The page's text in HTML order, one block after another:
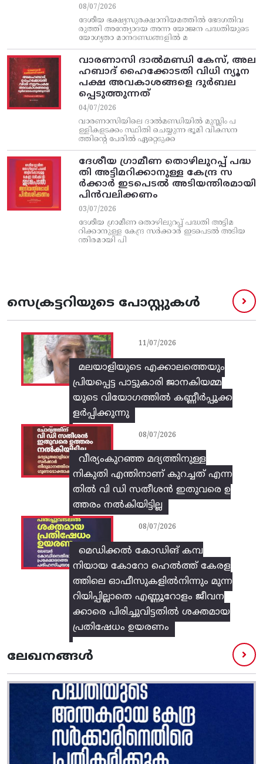
08/07/2026
ദേശീയ ഭക്ഷ്യസുരക്ഷാനിയമത്തിൽ ഭേദഗതിവ
രുത്തി അന്ത്യോദയ അന്ന യോജന പദ്ധതിയുടെ
യോഗ്യതാ മാനദണ്ഡങ്ങളിൽ മ
വാരണാസി ദാൽമണ്ഡി കേസ്, അല
ഹബാദ് ഹൈക്കോടതി വിധി ന്യൂന
പക്ഷ അവകാശങ്ങളെ ദുർബല
പ്പെടുത്തുന്നത്
04/07/2026
വാരണാസിയിലെ ദാൽമണ്ഡിയിൽ മുസ്ലിം പ
ള്ളികളടക്കം സ്ഥിതി ചെയ്യുന്ന ഭൂമി വികസന
ത്തിന്റെ പേരിൽ ഏറ്റെടുക്ക
ദേശീയ ഗ്രാമീണ തൊഴിലുറപ്പ്‌ പദ്ധ
തി അട്ടിമറിക്കാനുള്ള കേന്ദ്ര സ
ര്‍ക്കാര്‍ ഇടപെടല്‍ അടിയന്തിരമായി
പിന്‍വലിക്കണം
03/07/2026
ദേശീയ ഗ്രാമീണ തൊഴിലുറപ്പ്‌ പദ്ധതി അട്ടിമ
റിക്കാനുള്ള കേന്ദ്ര സര്‍ക്കാര്‍ ഇടപെടല്‍ അടിയ
ന്തിരമായി പി
സെക്രട്ടറിയുടെ പോസ്റ്റുകൾ
മലയാളിയുടെ എക്കാലത്തെയും
പ്രിയപ്പെട്ട പാട്ടുകാരി ജാനകിയമ്മ
യുടെ വിയോഗത്തിൽ കണ്ണീർപ്പൂക്ക
ളർപ്പിക്കുന്നു
11/07/2026
വീര്യംകുറഞ്ഞ മദ്യത്തിനുള്ള
നികുതി എന്തിനാണ് കുറച്ചത് എന്ന
തിൽ വി ഡി സതീശൻ ഇതുവരെ ഉ
ത്തരം നൽകിയിട്ടില്ല
08/07/2026
മെഡിക്കൽ കോഡിങ് കമ്പ
നിയായ കോറോ ഹെൽത്ത് കേരള
ത്തിലെ ഓഫീസുകളിൽനിന്നും മുന്ന
റിയിപ്പില്ലാതെ എണ്ണൂറോളം ജീവന
ക്കാരെ പിരിച്ചുവിട്ടതിൽ‌ ശക്തമായ
പ്രതിഷേധം ഉയരണം
08/07/2026
ലേഖനങ്ങൾ